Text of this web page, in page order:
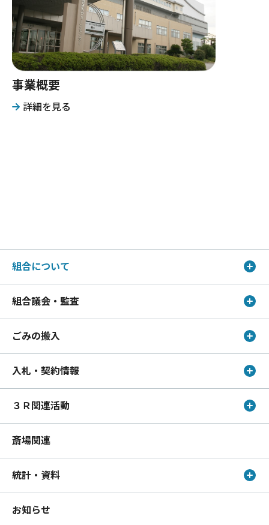
事業概要
詳細を見る
組合について
組合議会・監査
ごみの搬入
入札・契約情報
３Ｒ関連活動
斎場関連
統計・資料
お知らせ